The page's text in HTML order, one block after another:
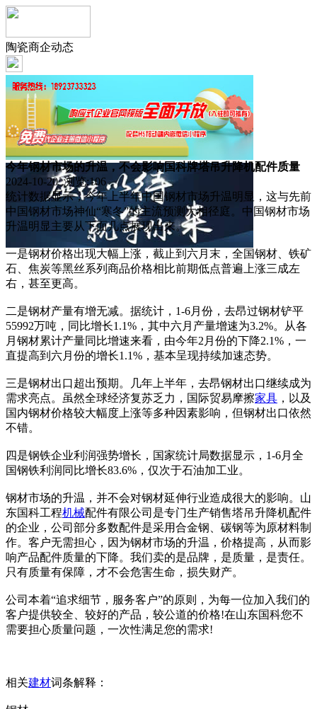
陶瓷商企动态
今年钢材市场的升温，不会影响国科牌塔吊升降机配件质量
2024-10-20 浏览:106
统计数据显示，今年上半年中国钢材市场升温明显，这与先前
中国钢材市场神仙“寒冬”的主流预测大相径庭。中国钢材市场
升温明显主要从下面几点展现出来。
一是钢材价格出现大幅上涨，截止到六月末，全国钢材、铁矿
石、焦炭等黑丝系列商品价格相比前期低点普遍上涨三成左
右，甚至更高。
二是钢材产量有增无减。据统计，1-6月份，去昂过钢材铲平
55992万吨，同比增长1.1%，其中六月产量增速为3.2%。从各
月钢材累计产量同比增速来看，由今年2月份的下降2.1%，一
直提高到六月份的增长1.1%，基本呈现持续加速态势。
三是钢材出口超出预期。几年上半年，去昂钢材出口继续成为
需求亮点。虽然全球经济复苏乏力，国际贸易摩擦家具 ，以及
国内钢材价格较大幅度上涨等多种因素影响，但钢材出口依然
不错。
四是钢铁企业利润强势增长，国家统计局数据显示，1-6月全
国钢铁利润同比增长83.6%，仅次于石油加工业。
钢材市场的升温，并不会对钢材延伸行业造成很大的影响。山
东国科工程机械配件有限公司是专门生产销售塔吊升降机配件
的企业，公司部分多数配件是采用合金钢、碳钢等为原材料制
作。客户无需担心，因为钢材市场的升温，价格提高，从而影
响产品配件质量的下降。我们卖的是品牌，是质量，是责任。
只有质量有保障，才不会危害生命，损失财产。
公司本着“追求细节，服务客户”的原则，为每一位加入我们的
客户提供较全、较好的产品，较公道的价格!在山东国科您不
需要担心质量问题，一次性满足您的需求!
相关建材词条解释：